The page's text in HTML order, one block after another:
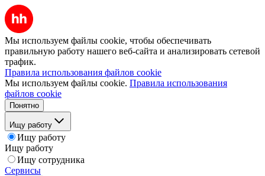
Мы используем файлы cookie, чтобы обеспечивать
правильную работу нашего веб-сайта и анализировать сетевой
трафик.
Правила использования файлов cookie
Мы используем файлы cookie. Правила использования
файлов cookie
Понятно
Ищу работу
Ищу работу
Ищу работу
Ищу сотрудника
Сервисы